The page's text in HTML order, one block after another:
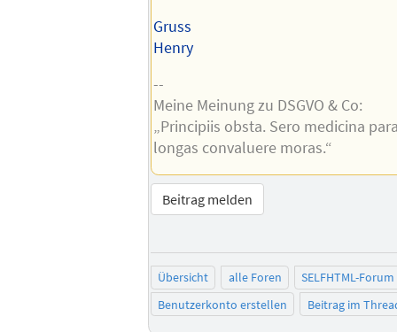
Gruss
Henry
--
Meine Meinung zu DSGVO & Co:
„Principiis obsta. Sero medicina
longas convaluere moras.“
Beitrag melden
Übersicht alle Foren
SELFHTML-Forum
Benutzerkonto erstellen
Beitrag im